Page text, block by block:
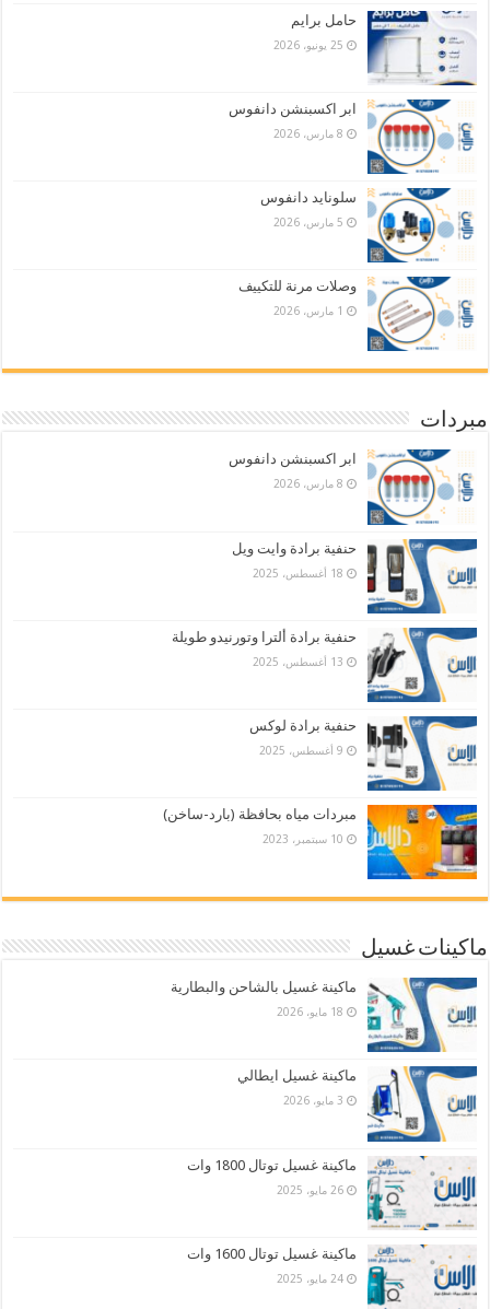
حامل برايم
25 يونيو، 2026
ابر اكسبنشن دانفوس
8 مارس، 2026
سلونايد دانفوس
5 مارس، 2026
وصلات مرنة للتكييف
1 مارس، 2026
مبردات
ابر اكسبنشن دانفوس
8 مارس، 2026
حنفية برادة وايت ويل
18 أغسطس، 2025
حنفية برادة ألترا وتورنيدو طويلة
13 أغسطس، 2025
حنفية برادة لوكس
9 أغسطس، 2025
مبردات مياه بحافظة (بارد-ساخن)
10 سبتمبر، 2023
ماكينات غسيل
ماكينة غسيل بالشاحن والبطارية
18 مايو، 2026
ماكينة غسيل ايطالي
3 مايو، 2026
ماكينة غسيل توتال 1800 وات
26 مايو، 2025
ماكينة غسيل توتال 1600 وات
24 مايو، 2025